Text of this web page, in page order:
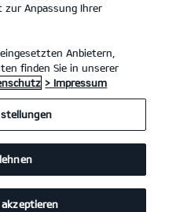
zur Anpassung Ihrer
Anbietern,
finden Sie in unserer
> Impressum
akzeptieren